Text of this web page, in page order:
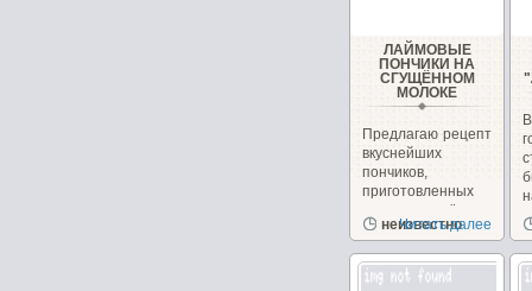
ЛАЙМОВЫЕ
ПОНЧИКИ НА
СГУЩЁННОМ
МОЛОКЕ
Предлагаю рецепт
вкуснейших
пончиков,
приготовленных
на сгущённом
молоке с
неизвестно
Читать далее